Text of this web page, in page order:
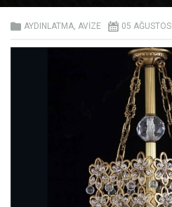
AYDINLATMA, AVIZE 05 AĞUSTOS